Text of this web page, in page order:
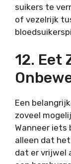
suikers te
of vezelrijk
12. Eet
Een
zoveel
Wanneer
alleen dat
dat er vrijwel